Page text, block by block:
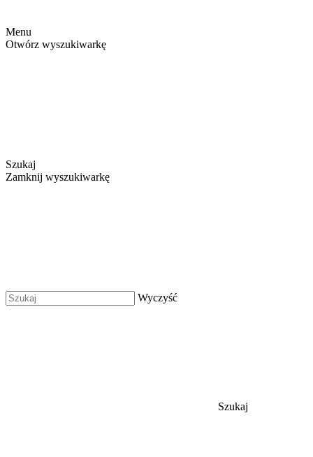
Menu
Otwórz wyszukiwarkę
Szukaj
Zamknij wyszukiwarkę
Wyczyść
Szukaj